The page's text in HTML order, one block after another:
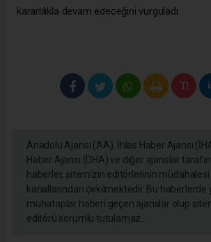
kararlılıkla devam edeceğini vurguladı.
Anadolu Ajansı (AA), İhlas Haber Ajansı
Haber Ajansı (DHA) ve diğer ajanslar
haberler, sitemizin editörlerinin
kanallarından çekilmektedir. Bu haberlerde
muhataplar haberi geçen ajanslar olup
editörü sorumlu tutulamaz...